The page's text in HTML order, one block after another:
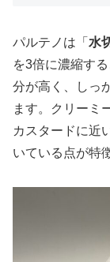
パルテノは「 水
を3倍に濃縮す
分が高く、しっ
ます。クリーミ
カスタードに近
いている点が特